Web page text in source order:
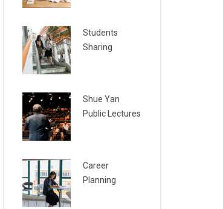
Students
Sharing
Shue Yan
Public Lectures
Career
Planning